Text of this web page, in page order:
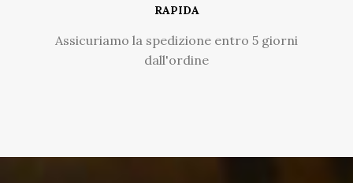
RAPIDA
Assicuriamo la spedizione entro 5 giorni
dall'ordine